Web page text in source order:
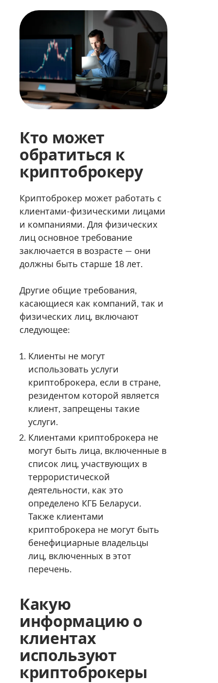
Кто может
обратиться к
криптоброкеру
Криптоброкер может работать с
клиентами-физическими лицами
и компаниями. Для физических
лиц основное требование
заключается в возрасте — они
должны быть старше 18 лет.
Другие общие требования,
касающиеся как компаний, так и
физических лиц, включают
следующее:
Клиенты не могут
использовать услуги
криптоброкера, если в стране,
резидентом которой является
клиент, запрещены такие
услуги.
Клиентами криптоброкера не
могут быть лица, включенные в
список лиц, участвующих в
террористической
деятельности, как это
определено КГБ Беларуси.
Также клиентами
криптоброкера не могут быть
бенефициарные владельцы
лиц, включенных в этот
перечень.
Какую
информацию о
клиентах
используют
криптоброкеры